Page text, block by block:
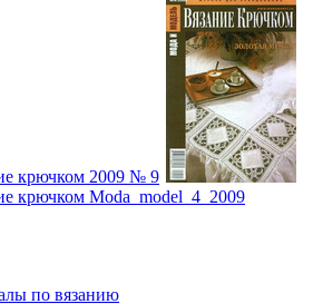
крючком 2009 № 9
крючком Moda_model_4_2009
по вязанию